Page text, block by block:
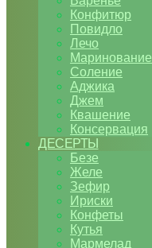
Конфитюр
Повидло
Лечо
Маринование
Соление
Аджика
Джем
Квашение
Консервация
ДЕСЕРТЫ
Безе
Желе
Зефир
Ириски
Конфеты
Кутья
Мармелад